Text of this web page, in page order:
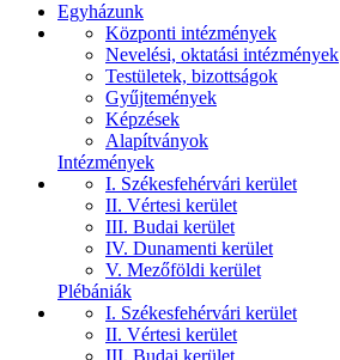
Egyházunk
Központi intézmények
Nevelési, oktatási intézmények
Testületek, bizottságok
Gyűjtemények
Képzések
Alapítványok
Intézmények
I. Székesfehérvári kerület
II. Vértesi kerület
III. Budai kerület
IV. Dunamenti kerület
V. Mezőföldi kerület
Plébániák
I. Székesfehérvári kerület
II. Vértesi kerület
III. Budai kerület